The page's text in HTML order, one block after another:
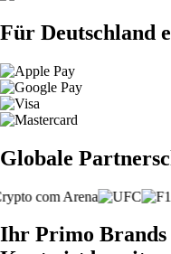
Für Deutschland
Globale
Ihr Primo